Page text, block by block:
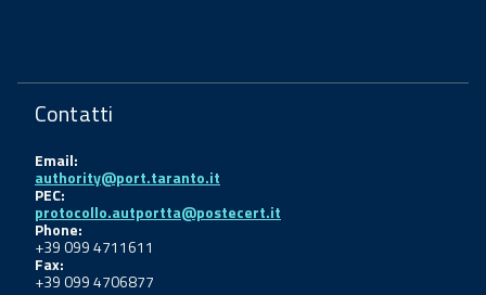
Contatti
Email:
authority@port.taranto.it
PEC:
protocollo.autportta@postecert.it
Phone:
+39 099 4711611
Fax:
+39 099 4706877